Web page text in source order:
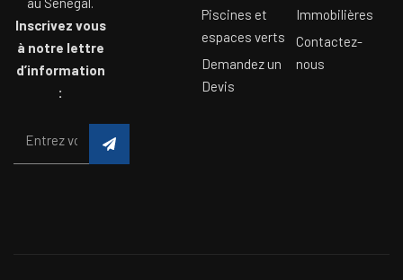
Inscrivez vous
à notre lettre
d’information
:
Piscines et
espaces verts
Demandez un
Devis
Immobilières
Contactez-
nous